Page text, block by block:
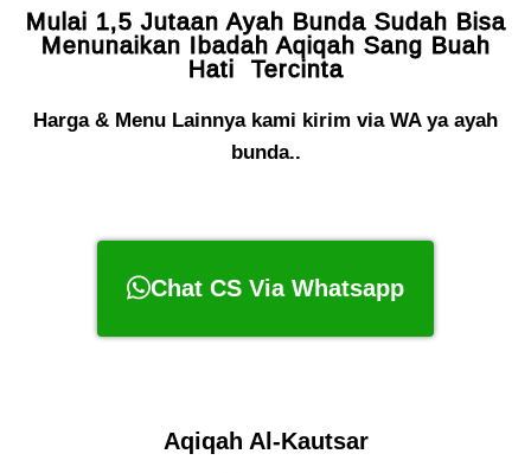
Mulai 1,5 Jutaan Ayah Bunda Sudah Bisa
Menunaikan Ibadah Aqiqah Sang Buah
Hati Tercinta
Harga & Menu Lainnya kami kirim via WA ya ayah
bunda..
Chat CS Via Whatsapp
Aqiqah Al-Kautsar